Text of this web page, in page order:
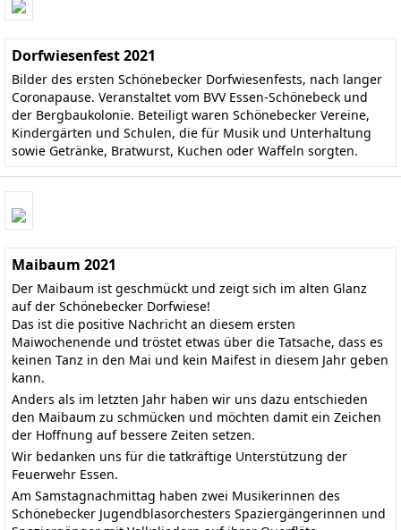
Dorfwiesenfest 2021
Bilder des ersten Schönebecker Dorfwiesenfests, nach langer
Coronapause. Veranstaltet vom BVV Essen-Schönebeck und
der Bergbaukolonie. Beteiligt waren Schönebecker Vereine,
Kindergärten und Schulen, die für Musik und Unterhaltung
sowie Getränke, Bratwurst, Kuchen oder Waffeln sorgten.
Maibaum 2021
Der Maibaum ist geschmückt und zeigt sich im alten Glanz
auf der Schönebecker Dorfwiese!
Das ist die positive Nachricht an diesem ersten
Maiwochenende und tröstet etwas über die Tatsache, dass es
keinen Tanz in den Mai und kein Maifest in diesem Jahr geben
kann.
Anders als im letzten Jahr haben wir uns dazu entschieden
den Maibaum zu schmücken und möchten damit ein Zeichen
der Hoffnung auf bessere Zeiten setzen.
Wir bedanken uns für die tatkräftige Unterstützung der
Feuerwehr Essen.
Am Samstagnachmittag haben zwei Musikerinnen des
Schönebecker Jugendblasorchesters Spaziergängerinnen und